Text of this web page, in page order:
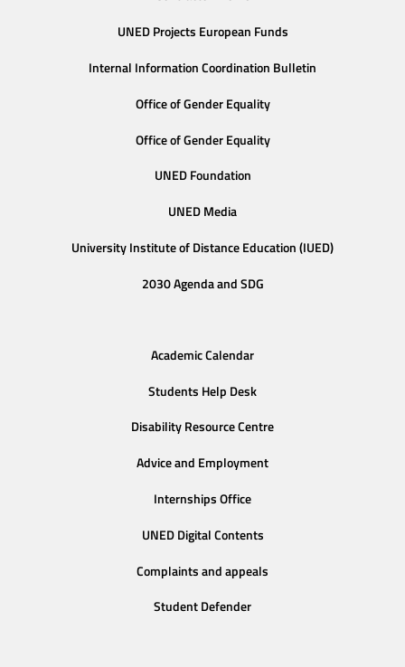
UNED Projects European Funds
Internal Information Coordination Bulletin
Office of Gender Equality
Office of Gender Equality
UNED Foundation
UNED Media
University Institute of Distance Education (IUED)
2030 Agenda and SDG
Academic Calendar
Students Help Desk
Disability Resource Centre
Advice and Employment
Internships Office
UNED Digital Contents
Complaints and appeals
Student Defender